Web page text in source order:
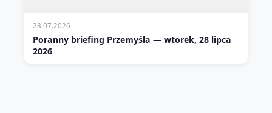
28.07.2026
Poranny briefing Przemyśla — wtorek, 28 lipca
2026